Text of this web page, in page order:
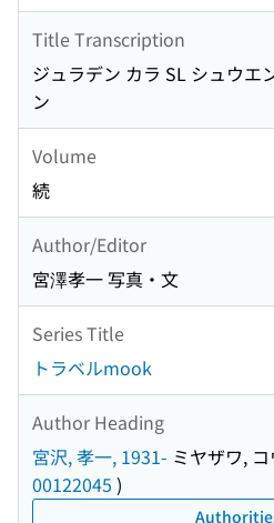
Title Transcription
ジュラデン カラ SL シュウエ
ン
Volume
続
Author/Editor
宮澤孝一 写真・文
Series Title
トラベルmook
Author Heading
宮沢, 孝一, 1931- ミヤザワ,
00122045 )